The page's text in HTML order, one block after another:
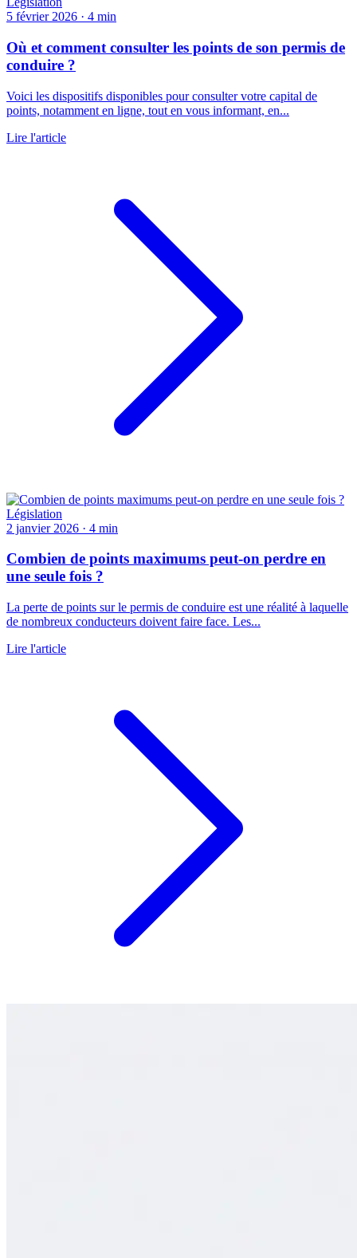
5 février 2026 · 4 min
Où et comment consulter les points de son permis de
conduire ?
Voici les dispositifs disponibles pour consulter votre capital de
points, notamment en ligne, tout en vous informant, en...
Lire l'article
Législation
2 janvier 2026 · 4 min
Combien de points maximums peut-on perdre en
une seule fois ?
La perte de points sur le permis de conduire est une réalité à laquelle
de nombreux conducteurs doivent faire face. Les...
Lire l'article